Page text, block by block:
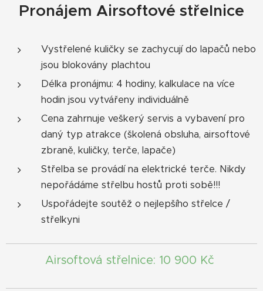
Pronájem Airsoftové střelnice
Vystřelené kuličky se zachycují do lapačů nebo
jsou blokovány plachtou
Délka pronájmu: 4 hodiny, kalkulace na více
hodin jsou vytvářeny individuálně
Cena zahrnuje veškerý servis a vybavení pro
daný typ atrakce (školená obsluha, airsoftové
zbraně, kuličky, terče, lapače)
Střelba se provádí na elektrické terče. Nikdy
nepořádáme střelbu hostů proti sobě!!!
Uspořádejte soutěž o nejlepšího střelce /
střelkyni
Airsoftová střelnice: 10 900 Kč